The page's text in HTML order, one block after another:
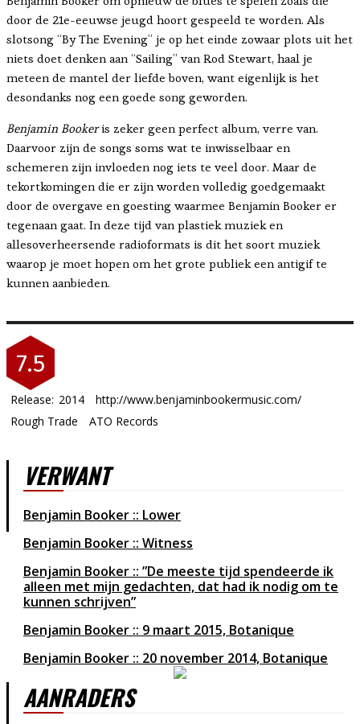
door de 21e-eeuwse jeugd hoort gespeeld te worden. Als
slotsong “By The Evening” je op het einde zowaar plots uit het
niets doet denken aan “Sailing” van Rod Stewart, haal je
meteen de mantel der liefde boven, want eigenlijk is het
desondanks nog een goede song geworden.
Benjamin Bookeris zeker geen perfect album, verre van.
Daarvoor zijn de songs soms wat te inwisselbaar en
schemeren zijn invloeden nog iets te veel door. Maar de
tekortkomingen die er zijn worden volledig goedgemaakt
door de overgave en goesting waarmee Benjamin Booker er
tegenaan gaat. In deze tijd van plastiek muziek en
allesoverheersende radioformats is dit het soort muziek
waarop je moet hopen om het grote publiek een antigif te
kunnen aanbieden.
7.5
Release: 2014
http://www.benjaminbookermusic.com/
Rough Trade
ATO Records
VERWANT
Benjamin Booker :: Lower
Benjamin Booker :: Witness
Benjamin Booker :: ”De meeste tijd spendeerde ik
alleen met mijn gedachten, dat had ik nodig om te
kunnen schrijven”
Benjamin Booker :: 9 maart 2015, Botanique
Benjamin Booker :: 20 november 2014, Botanique
AANRADERS